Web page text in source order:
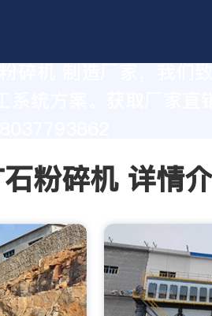
统方案。获取厂家直
粉碎机 详情